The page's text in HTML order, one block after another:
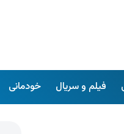
فیلم و سریال خودمانی